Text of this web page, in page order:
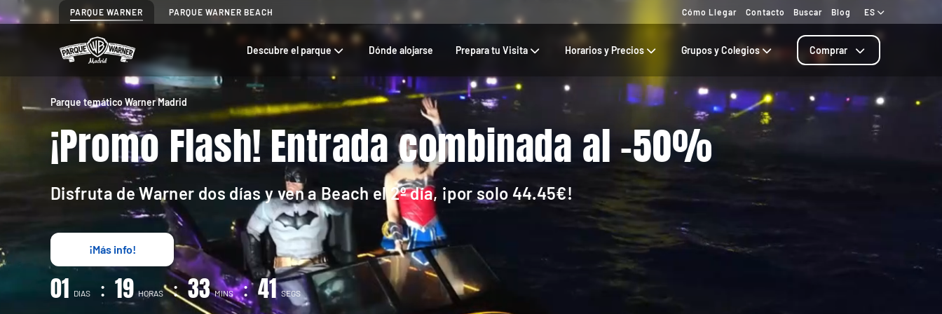
PARQUE WARNER PARQUE WARNER BEACH Cómo Llegar Contacto Buscar Blog ES
Descubre el parque Dónde alojarse Prepara tu Visita Horarios y Precios Grupos y Colegios Comprar
Parque temático Warner Madrid
¡Promo Flash! Entrada combinada al -50%
Disfruta de Warner dos días y ven a Beach el 2º día, ¡por solo 44.45€!
¡Más info!
01 DIAS : 19 HORAS : 33 MINS : 39 SEGS